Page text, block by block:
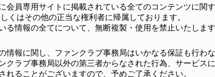
会員専用サイトに掲載されている全てのコンテンツに関
くはその他の正当な権利者に帰属しております。
る情報の全てについて、無断複製・使用を禁止いたします
情報に関し、ファンクラブ事務局はいかなる保証も行わ
クラブ事務局以外の第三者からなされた行為、サービス
ることがございますので、予めご了承ください。